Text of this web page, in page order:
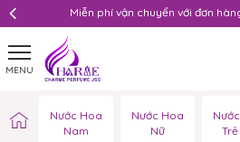
Miễn phí vận chuyển với đơn
MENU
Nước Hoa
Nam
Nước Hoa
Nữ
Trẻ